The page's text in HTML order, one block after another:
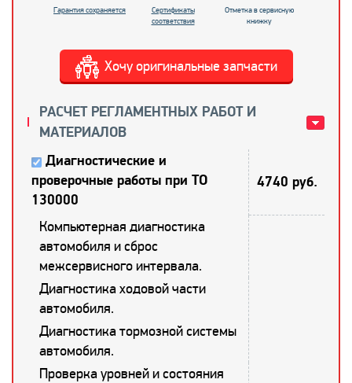
Гарантия сохраняется
Сертификаты
соответствия
Отметка в сервисную
книжку
Хочу оригинальные запчасти
РАСЧЕТ РЕГЛАМЕНТНЫХ РАБОТ И
МАТЕРИАЛОВ
Диагностические и
проверочные работы при ТО
130000
4740 руб.
Компьютерная диагностика
автомобиля и сброс
межсервисного интервала.
Диагностика ходовой части
автомобиля.
Диагностика тормозной системы
автомобиля.
Проверка уровней и состояния